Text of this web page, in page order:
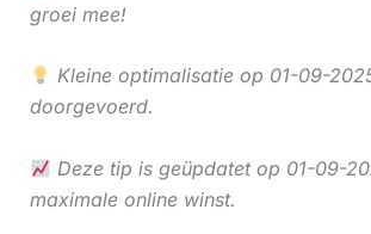
groei mee!
Kleine optimalisatie op 01-09-
doorgevoerd.
Deze tip is geüpdatet op 01-09-
maximale online winst.